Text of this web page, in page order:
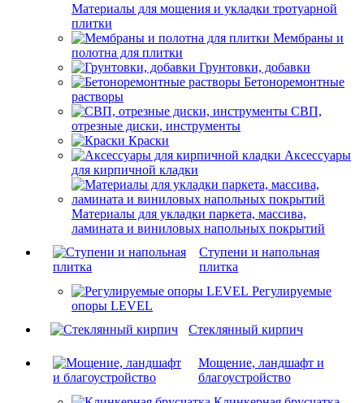
Материалы для мощения и укладки тротуарной
плитки
Мембраны и
полотна для плитки
Грунтовки, добавки
Бетоноремонтные
растворы
СВП,
отрезные диски, инструменты
Краски
Аксессуары
для кирпичной кладки
Материалы для укладки паркета, массива,
ламината и виниловых напольных покрытий
Ступени и напольная
плитка
Регулируемые
опоры LEVEL
Cтеклянный кирпич
Мощение, ландшафт и
благоустройство